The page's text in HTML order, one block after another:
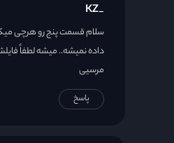
_KZ
سلام قسمت پنج رو هرچی
داده نمیشه.. میشه لطفاً
مرسیی
پاسخ